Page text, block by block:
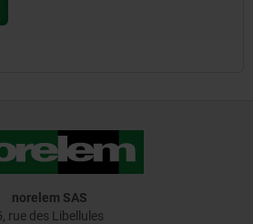
norelem SAS
rue des Libellules